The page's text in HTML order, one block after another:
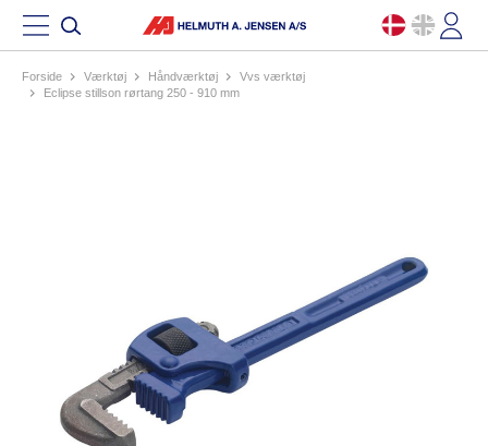
Forside værktøj håndværktøj
vvs værktøj
eclipse stillson rørtang 250 - 910 mm